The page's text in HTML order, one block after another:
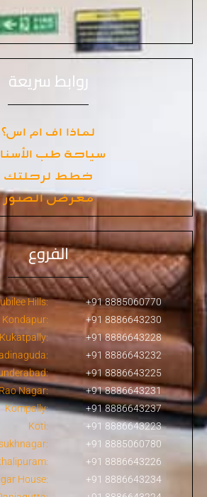
روابط سريعة
لماذا اف ام اس؟
سياحة طب
خطط لرحلتك
معرض الصور
الفروع
Hills:
Kondapur:
Kukatpally:
Nagar:
Kompally:
Koti:
House:
+91 8885060770
+91 8886643230
+91 8886643228
+91 8886643232
+91 8886643225
+91 8886643231
+91 8886643237
+91 8886643223
+91 8885060780
+91 8886643226
+91 8886643234